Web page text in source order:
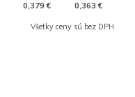
0,379 € 0,363 €
Všetky ceny sú bez DPH